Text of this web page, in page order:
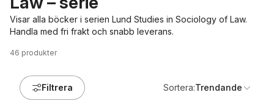
Visar alla böcker i serien Lund Studies in Sociology of Law.
Handla med fri frakt och snabb leverans.
46 produkter
Filtrera Sortera:Trendande